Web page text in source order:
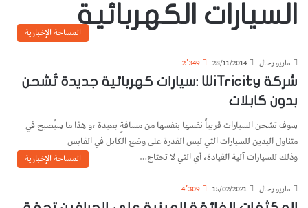
السيارات الكهربائية
المساحة الإخبارية
ماريو رحال 28/11/2014
2٬349
شركة WiTricity :سيارات كهربائية جديدة تُشحن
بدون كابلات
سوف تشحن السيارات قريباً نفسها بنفسها من مسافةٍ بعيدة ،و هذا ما سيُصبح في
متناول اليدين للسيارات التي ليس القدرة على وضع الكابل في القابس
وذلك للسيارات آلية القيادة، أي التي لا تحتاج…
المساحة الإخبارية
ماريو رحال 15/02/2021
4٬309